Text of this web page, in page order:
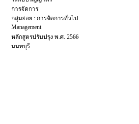
การจัดการ
กลุ่มย่อย : การจัดการทั่วไป
Management
หลักสูตรปรับปรุง พ.ศ. 2566
นนทบุรี